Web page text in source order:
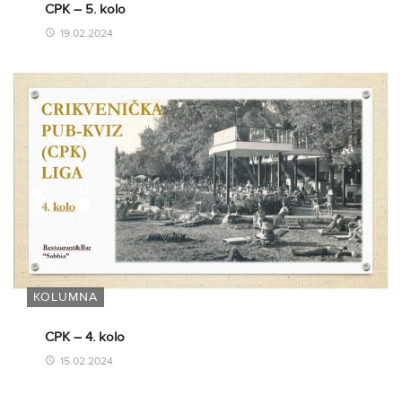
CPK – 5. kolo
19.02.2024
KOLUMNA
CPK – 4. kolo
15.02.2024